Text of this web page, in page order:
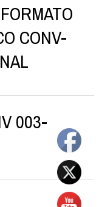
CONV-
003-